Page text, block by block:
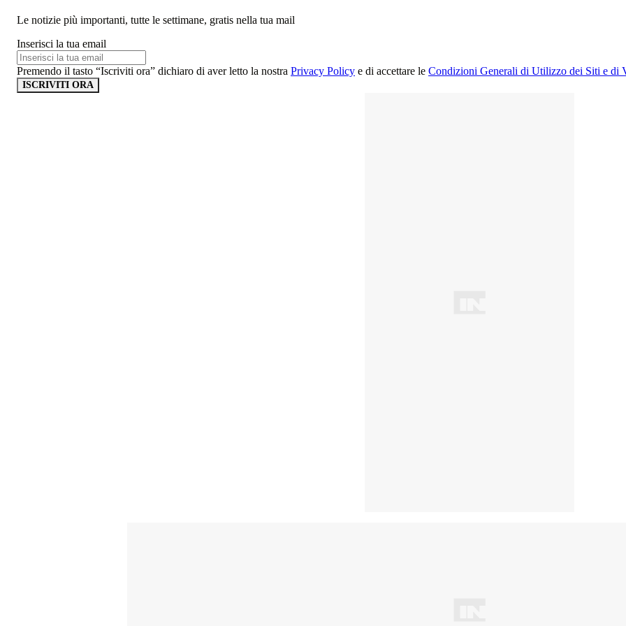
Le notizie più importanti, tutte le settimane, gratis nella tua mail
Inserisci la tua email
Premendo il tasto “Iscriviti ora” dichiaro di aver letto la nostra Privacy Policy e di accettare le Condizioni Generali di Utilizzo dei Siti e di
ISCRIVITI ORA